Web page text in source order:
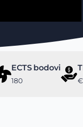
ECTS bodovi
180